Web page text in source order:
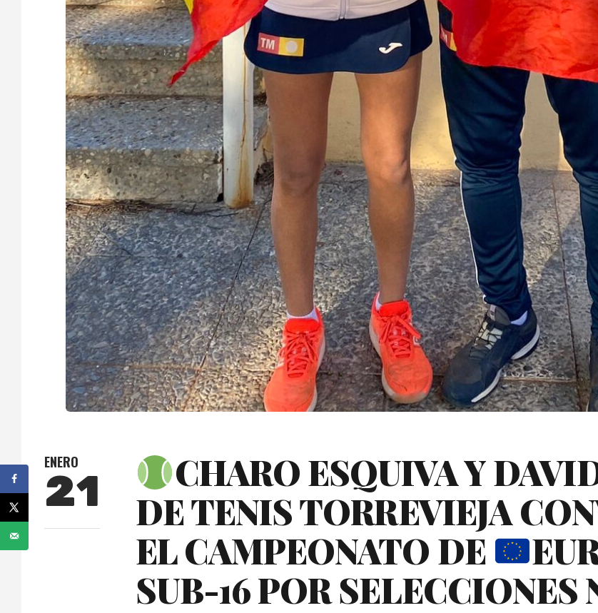
ENERO
21
CHARO ESQUIVA Y
DE TENIS TORREVIEJA
EL CAMPEONATO DE
SUB-16 POR SELECCIONES